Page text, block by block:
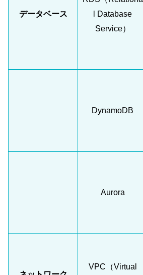
データベース
l Database
Service）
DynamoDB
Aurora
VPC（Virtual